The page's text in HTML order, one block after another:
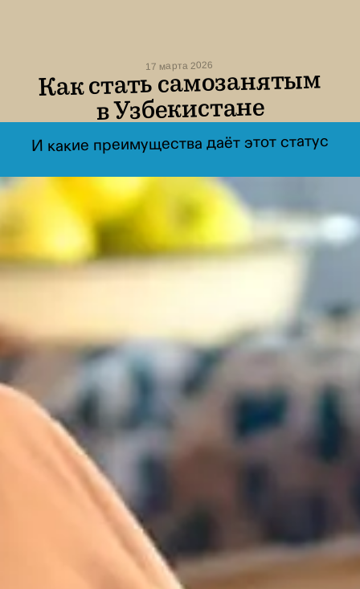
И какие преимущества даёт этот статус
17 марта 2026
Как стать самозанятым
в Узбекистане